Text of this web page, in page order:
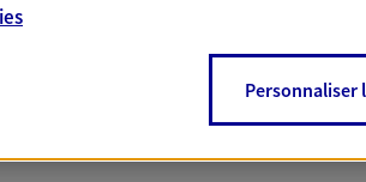
Personnaliser